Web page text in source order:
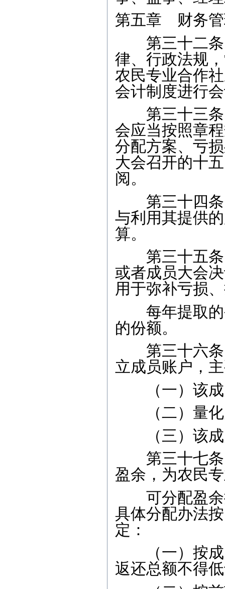
第五章 财务
第三十二条
律、行政法规
农民专业合作
会计制度进行
第三十三条
会应当按照章
分配方案、亏
大会召开的十
阅。
第三十四条
与利用其提供
算。
第三十五条
或者成员大会
用于弥补亏损
每年提取的
的份额。
第三十六条
立成员账户，
（一）该成
（二）量化
（三）该成
第三十七条
盈余，为农民
可分配盈余
具体分配办法
定：
（一）按成
返还总额不得